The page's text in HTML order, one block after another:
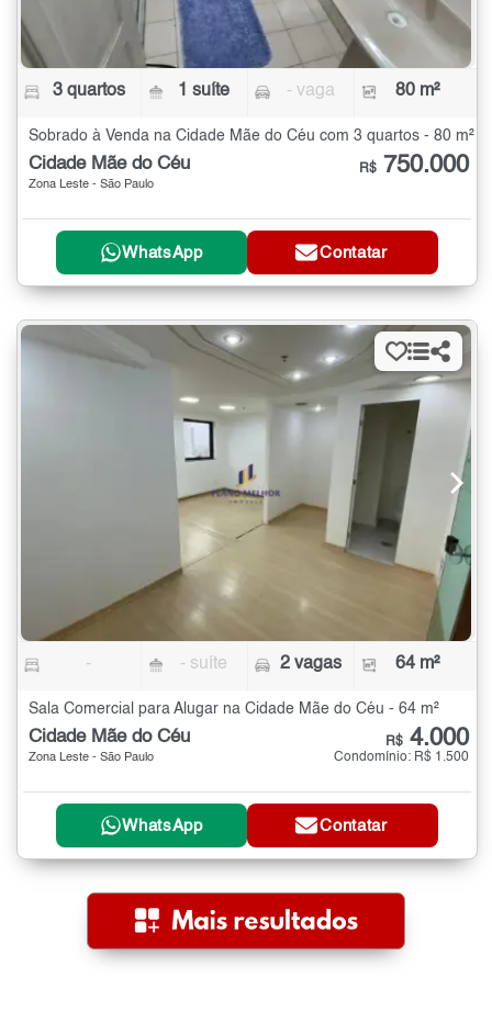
3 quartos 1 suíte - vaga 80 m²
Sobrado à Venda na Cidade Mãe do Céu com 3 quartos - 80 m²
Cidade Mãe do Céu
Zona Leste - São Paulo
R$ 750.000
WhatsApp Contatar
- - suíte 2 vagas 64 m²
Sala Comercial para Alugar na Cidade Mãe do Céu - 64 m²
Cidade Mãe do Céu
Zona Leste - São Paulo
R$ 4.000
Condomínio: R$ 1.500
WhatsApp Contatar